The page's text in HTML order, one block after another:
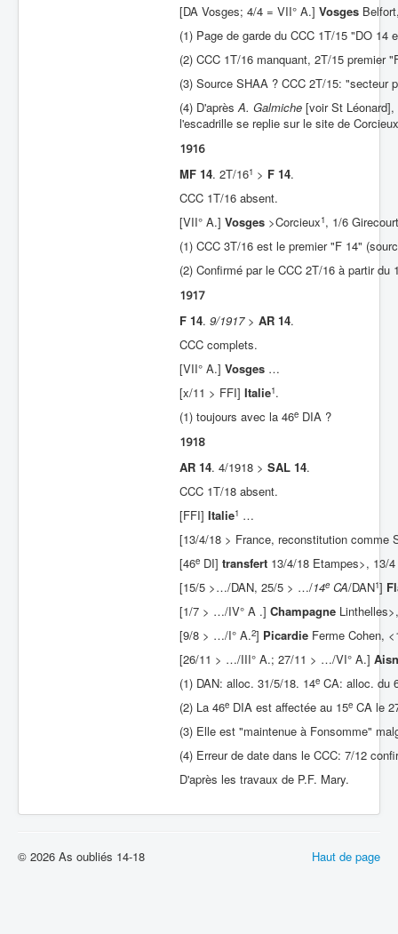
[DA Vosges; 4/4 = VII° A.] Vosges
(1) Page de garde du CCC 1T/15 "DO 14
(2) CCC 1T/16 manquant, 2T/15 premier
(3) Source SHAA ? CCC 2T/15: "secteur
(4) D'aprèsA. Galmiche [voir St
l'escadrille se replie sur le site de
1916
MF 14. 2T/161 > F 14.
CCC 1T/16 absent.
[VII° A.] Vosges >Corcieux1, 1/6
(1) CCC 3T/16 est le premier "F 14"
(2) Confirmé par le CCC 2T/16 à partir du
1917
F 14. 9/1917> AR 14.
CCC complets.
[VII° A.] Vosges …
[x/11 > FFI] Italie1.
(1) toujours avec la 46e DIA ?
1918
AR 14. 4/1918 > SAL 14.
CCC 1T/18 absent.
[FFI] Italie1 …
[13/4/18 > France, reconstitution comme
[46e DI] transfert 13/4/18 Etampes>, 13/
[15/5 >…/DAN, 25/5 > …/14e CA/DAN1]
[1/7 > …/IV° A .] Champagne
[9/8 > …/I° A.2] Picardie Ferme Cohen,
[26/11 > …/III° A.; 27/11 > …/VI° A.]
(1) DAN: alloc. 31/5/18. 14e CA: alloc. du
(2) La 46e DIA est affectée au 15e CA le
(3) Elle est "maintenue à Fonsomme"
(4) Erreur de date dans le CCC: 7/12
D'après les travaux de P.F. Mary.
Haut de page
© 2026 As oubliés 14-18